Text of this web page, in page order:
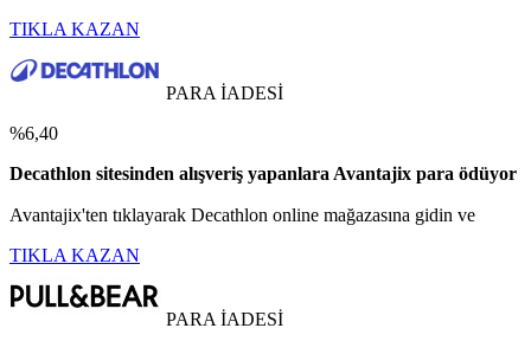
TIKLA KAZAN
PARA İADESİ
%6,40
Decathlon sitesinden alışveriş yapanlara Avantajix para ödüyor
Avantajix'ten tıklayarak Decathlon online mağazasına gidin ve
TIKLA KAZAN
PARA İADESİ